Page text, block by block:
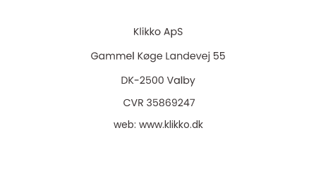
web: www.klikko.dk